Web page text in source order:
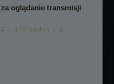
oglądanie transmisji
| 170 odsłon |
0